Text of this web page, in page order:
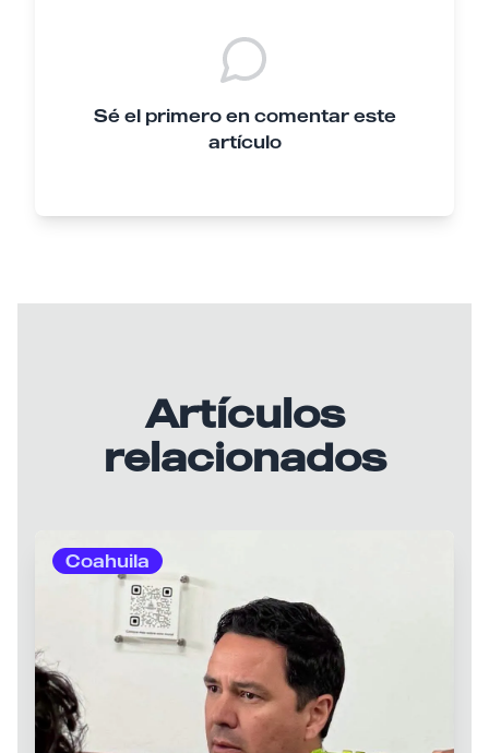
Sé el primero en comentar este
artículo
Artículos
relacionados
Coahuila